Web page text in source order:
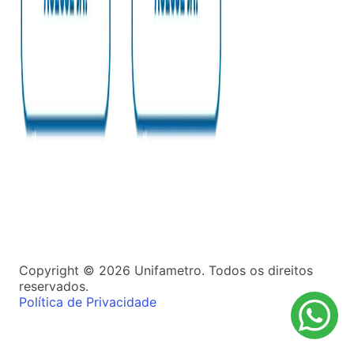
Copyright © 2026 Unifametro. Todos os direitos
reservados.
Política de Privacidade